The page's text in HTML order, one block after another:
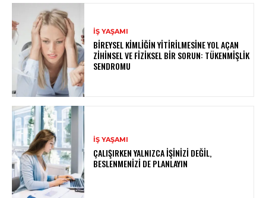
İŞ YAŞAMI
BIREYSEL KIMLIĞIN YITIRILMESINE YOL AÇAN
ZIHINSEL VE FIZIKSEL BIR SORUN: TÜKENMIŞLIK
SENDROMU
İŞ YAŞAMI
ÇALIŞIRKEN YALNIZCA İŞINIZI DEĞIL,
BESLENMENIZI DE PLANLAYIN